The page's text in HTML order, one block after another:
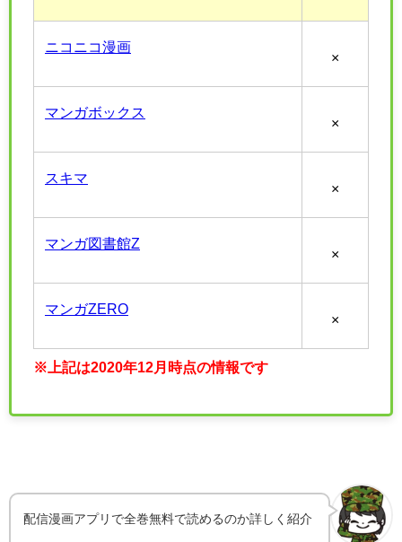
ニコニコ漫画
×
マンガボックス
×
スキマ
×
マンガ図書館Z
×
マンガZERO
×
※上記は2020年12月時点の情報です
配信漫画アプリで全巻無料で読めるのか詳しく紹介